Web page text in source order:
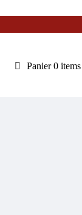
Panier 0 items